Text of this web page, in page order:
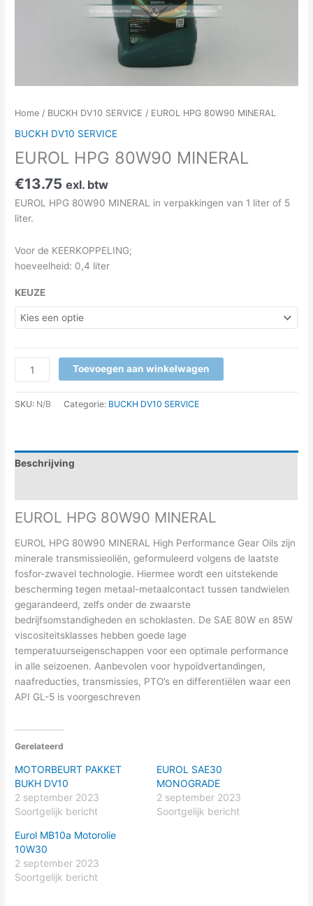
Home / BUCKH DV10 SERVICE / EUROL HPG 80W90 MINERAL
BUCKH DV10 SERVICE
EUROL HPG 80W90 MINERAL
€13.75 exl. btw
EUROL HPG 80W90 MINERAL in verpakkingen van 1 liter of 5
liter.
Voor de KEERKOPPELING;
hoeveelheid: 0,4 liter
KEUZE
Toevoegen aan winkelwagen
SKU: N/B Categorie: BUCKH DV10 SERVICE
Beschrijving
EUROL HPG 80W90 MINERAL
EUROL HPG 80W90 MINERAL High Performance Gear Oils zijn
minerale transmissieoliën, geformuleerd volgens de laatste
fosfor-zwavel technologie. Hiermee wordt een uitstekende
bescherming tegen metaal-metaalcontact tussen tandwielen
gegarandeerd, zelfs onder de zwaarste
bedrijfsomstandigheden en schoklasten. De SAE 80W en 85W
viscositeitsklasses hebben goede lage
temperatuurseigenschappen voor een optimale performance
in alle seizoenen. Aanbevolen voor hypoïdvertandingen,
naafreducties, transmissies, PTO’s en differentiëlen waar een
API GL-5 is voorgeschreven
Gerelateerd
MOTORBEURT PAKKET
BUKH DV10
2 september 2023
Soortgelijk bericht
EUROL SAE30
MONOGRADE
2 september 2023
Soortgelijk bericht
Eurol MB10a Motorolie
10W30
2 september 2023
Soortgelijk bericht